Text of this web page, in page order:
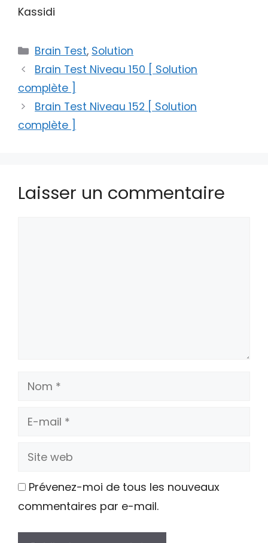
Kassidi
Catégories
Brain Test, Solution
Brain Test Niveau 150 [ Solution
complète ]
Brain Test Niveau 152 [ Solution
complète ]
Laisser un commentaire
Nom
E-
Site
Prévenez-moi de tous les nouveaux
commentaires par e-mail.